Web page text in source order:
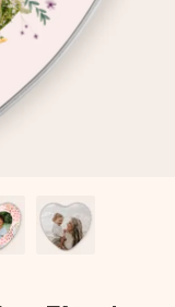
étapes – avec
qui touche le cœur.
le moment idéal.